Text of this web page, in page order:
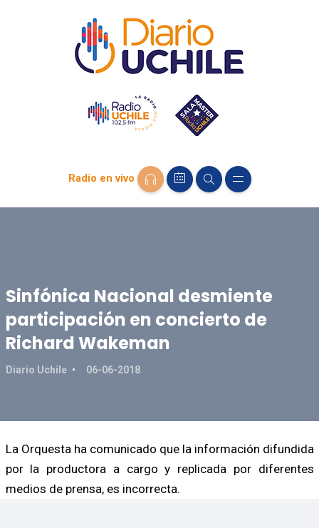
Radio en vivo
Sinfónica Nacional desmiente
participación en concierto de
Richard Wakeman
Diario Uchile 06-06-2018
La Orquesta ha comunicado que la información difundida
por la productora a cargo y replicada por diferentes
medios de prensa, es incorrecta.